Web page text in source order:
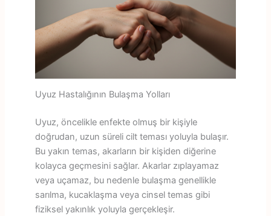
Uyuz Hastalığının Bulaşma Yolları
Uyuz, öncelikle enfekte olmuş bir kişiyle
doğrudan, uzun süreli cilt teması yoluyla bulaşır.
Bu yakın temas, akarların bir kişiden diğerine
kolayca geçmesini sağlar. Akarlar zıplayamaz
veya uçamaz, bu nedenle bulaşma genellikle
sarılma, kucaklaşma veya cinsel temas gibi
fiziksel yakınlık yoluyla gerçekleşir.